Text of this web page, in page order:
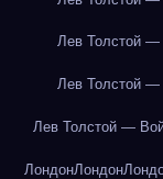
Лев Толстой —
Лев Толстой —
Лев Толстой —
ЛондонЛондон